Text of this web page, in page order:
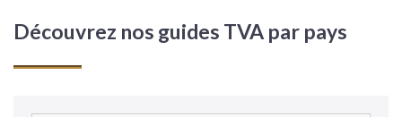
Découvrez nos guides TVA par pays